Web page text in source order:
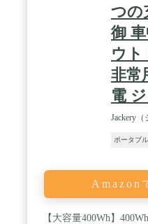
つの
御
ウト
非常
電
Jackery（
ポータブ
Amazon
【大容量400Wh】